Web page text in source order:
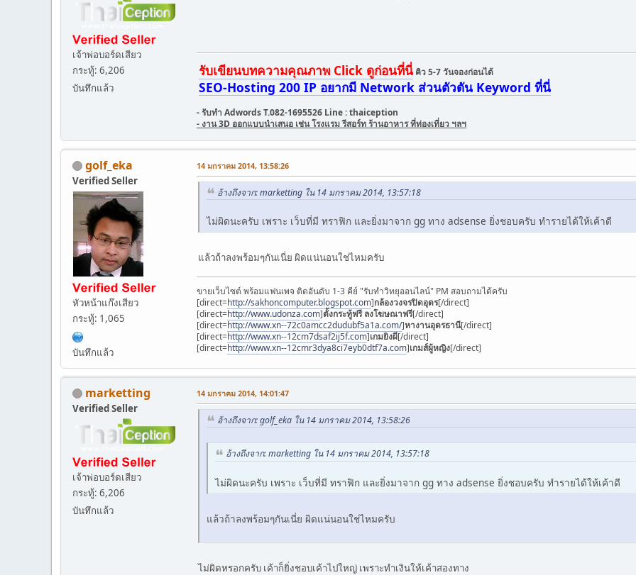
เจ้าพ่อบอร์ดเสียว
กระทู้: 6,206
บันทึกแล้ว
รับเขียนบทความคุณภาพ Click ดูก่อนที่นี่คิว 5-7 วันจองก่อนได้
SEO-Hosting 200 IP อยากมี Network ส่วนตัวดัน Keyword ที่นี่
- รับทำ Adwords T.082-1695526 Line : thaiception
- งาน 3D ออกแบบนำเสนอ เช่น โรงแรม รีสอร์ท ร้านอาหาร ที่ท่องเที่ยว ฯลฯ
golf_eka
Verified Seller
หัวหน้าแก๊งเสียว
กระทู้: 1,065
บันทึกแล้ว
14 มกราคม 2014, 13:58:26
อ้างถึงจาก: marketting ใน 14 มกราคม 2014, 13:57:18
ไม่ผิดนะครับ เพราะ เว็บที่มี ทราฟิก และยิ่งมาจาก gg ทาง adsense ยิ่งชอบครับ ทำรายได้ให้เค้าดี
แล้วถ้าลงพร้อมๆกันเนี่ย ผิดแน่นอนใช่ไหมครับ
ขายเว็บไซต์ พร้อมแฟนเพจ ติดอันดับ 1-3 คีย์ "รับทำวิทยุออนไลน์" PM สอบถามได้ครับ
[direct=http://sakhoncomputer.blogspot.com]กล้องวงจรปิดอุดร[/direct]
[direct=http://www.udonza.com]ตั้งกระทู้ฟรี ลงโฆษณาฟรี[/direct]
[direct=http://www.xn--72c0amcc2dudubf5a1a.com/]หางานอุดรธานี[/direct]
[direct=http://www.xn--12cm7dsaf2ij5f.com]เกมยิงผี[/direct]
[direct=http://www.xn--12cmr3dya8ci7eyb0dtf7a.com]เกมส์ผู้หญิง[/direct]
marketting
Verified Seller
เจ้าพ่อบอร์ดเสียว
กระทู้: 6,206
บันทึกแล้ว
14 มกราคม 2014, 14:01:47
อ้างถึงจาก: golf_eka ใน 14 มกราคม 2014, 13:58:26
อ้างถึงจาก: marketting ใน 14 มกราคม 2014, 13:57:18
ไม่ผิดนะครับ เพราะ เว็บที่มี ทราฟิก และยิ่งมาจาก gg ทาง adsense ยิ่งชอบครับ ทำรายได้ให้เค้าดี
แล้วถ้าลงพร้อมๆกันเนี่ย ผิดแน่นอนใช่ไหมครับ
ไม่ผิดหรอกครับ เค้าก็ยิ่งชอบเค้าไปใหญ่ เพราะทำเงินให้เค้าสองทาง